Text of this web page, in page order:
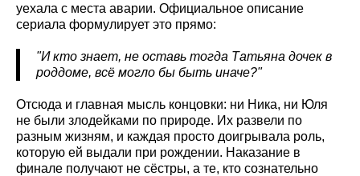
уехала с места аварии. Официальное описание
сериала формулирует это прямо:
"И кто знает, не оставь тогда Татьяна дочек в
роддоме, всё могло бы быть иначе?"
Отсюда и главная мысль концовки: ни Ника, ни Юля
не были злодейками по природе. Их развели по
разным жизням, и каждая просто доигрывала роль,
которую ей выдали при рождении. Наказание в
финале получают не сёстры, а те, кто сознательно